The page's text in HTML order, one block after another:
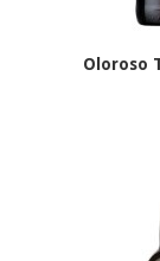
Oloroso